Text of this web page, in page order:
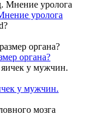
уролога
органа?
у мужчин.